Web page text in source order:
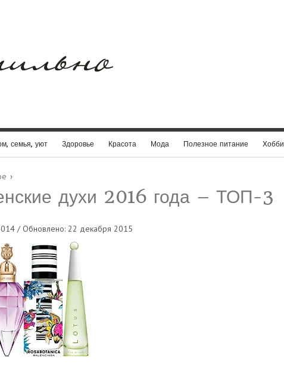
семья, уют Здоровье Красота Мода Полезное питание Хобби
›
духи 2016 года – ТОП-3
/ Обновлено: 22 декабря 2015